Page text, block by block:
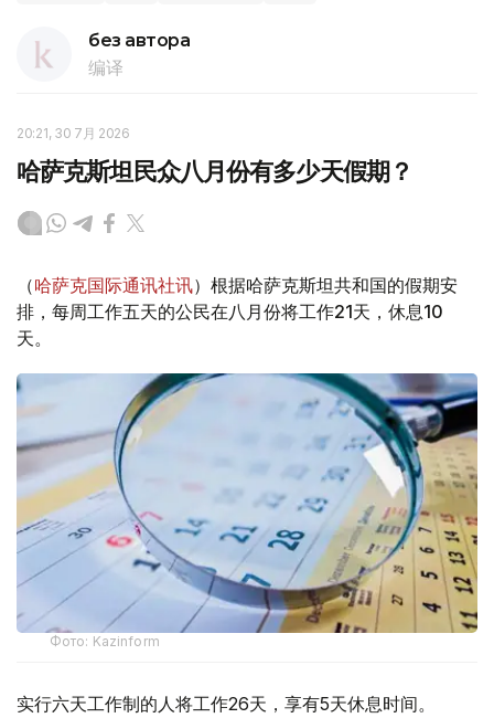
без автора
编译
20:21, 30 7月 2026
哈萨克斯坦民众八月份有多少天假期？
（哈萨克国际通讯社讯）根据哈萨克斯坦共和国的假期安
排，每周工作五天的公民在八月份将工作21天，休息10
天。
Фото: Kazinform
实行六天工作制的人将工作26天，享有5天休息时间。